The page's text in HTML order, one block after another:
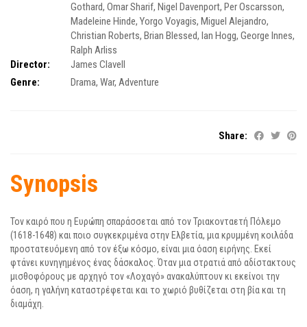
Gothard, Omar Sharif, Nigel Davenport, Per Oscarsson,
Madeleine Hinde, Yorgo Voyagis, Miguel Alejandro,
Christian Roberts, Brian Blessed, Ian Hogg, George Innes,
Ralph Arliss
Director:
James Clavell
Genre:
Drama, War, Adventure
Share:
Synopsis
Τον καιρό που η Ευρώπη σπαράσσεται από τον Τριακονταετή Πόλεμο
(1618-1648) και ποιο συγκεκριμένα στην Ελβετία, μια κρυμμένη κοιλάδα
προστατευόμενη από τον έξω κόσμο, είναι μια όαση ειρήνης. Εκεί
φτάνει κυνηγημένος ένας δάσκαλος. Όταν μια στρατιά από αδίστακτους
μισθοφόρους με αρχηγό τον «Λοχαγό» ανακαλύπτουν κι εκείνοι την
όαση, η γαλήνη καταστρέφεται και το χωριό βυθίζεται στη βία και τη
διαμάχη.